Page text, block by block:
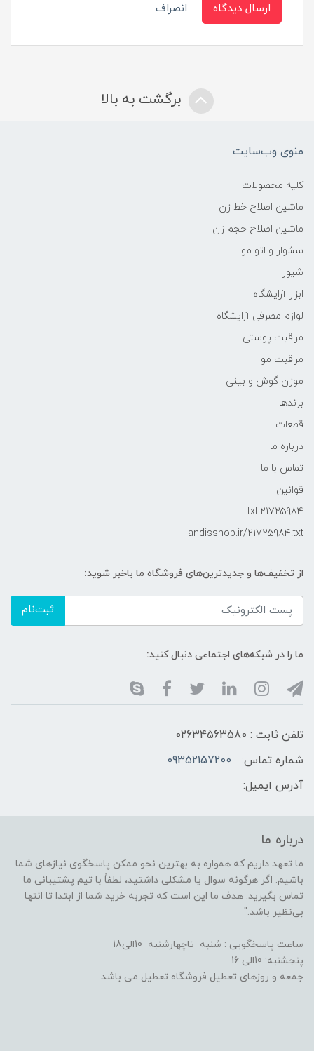
ارسال دیدگاه انصراف
برگشت به بالا
منوی وب‌سایت
کلیه محصولات
ماشین اصلاح خط زن
ماشین اصلاح حجم زن
سشوار و اتو مو
شیور
ابزار آرایشگاه
لوازم مصرفی آرایشگاه
مراقبت پوستی
مراقبت مو
موزن گوش و بینی
برندها
قطعات
درباره ما
تماس با ما
قوانین
21725984.txt
andisshop.ir/21725984.txt
از تخفیف‌ها و جدیدترین‌های فروشگاه ما باخبر شوید:
ثبت‌نام
ما را در شبکه‌های اجتماعی دنبال کنید:
تلفن ثابت : 02634563580
شماره تماس:
09352157200
آدرس ایمیل:
درباره ما
ما تعهد داریم که همواره به بهترین نحو ممکن پاسخگوی نیازهای شما
باشیم. اگر هرگونه سوال یا مشکلی داشتید، لطفاً با تیم پشتیبانی ما
تماس بگیرید. هدف ما این است که تجربه خرید شما از ابتدا تا انتها
بی‌نظیر باشد."
ساعت پاسخگویی : شنبه تاچهارشنبه 10الی18
پنجشنبه: 10الی 16
جمعه و روزهای تعطیل فروشگاه تعطیل می باشد.